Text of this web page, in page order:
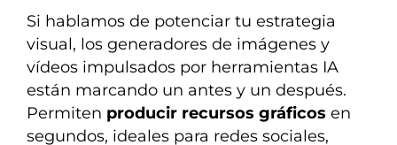
Si hablamos de potenciar tu estrategia
visual, los generadores de imágenes y
vídeos impulsados por herramientas IA
están marcando un antes y un después.
Permiten producir recursos gráficos en
segundos, ideales para redes sociales,